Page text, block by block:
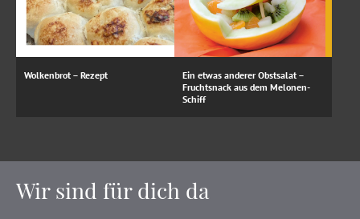
Wolkenbrot – Rezept
Ein etwas anderer Obstsalat –
Fruchtsnack aus dem Melonen-
Schiff
Wir sind für dich da